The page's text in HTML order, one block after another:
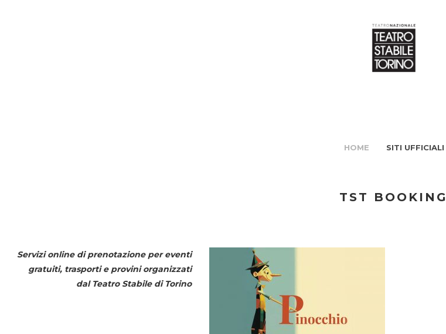
HOME SITI UFFICIALI
TST BOOKING
Servizi online di prenotazione per eventi
gratuiti, trasporti e provini organizzati
dal Teatro Stabile di Torino